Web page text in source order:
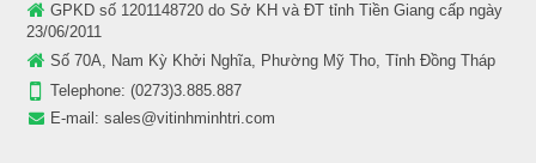
GPKD số 1201148720 do Sở KH và ĐT tỉnh Tiền Giang cấp ngày
23/06/2011
Số 70A, Nam Kỳ Khởi Nghĩa, Phường Mỹ Tho, Tỉnh Đồng Tháp
Telephone: (0273)3.885.887
E-mail: sales@vitinhminhtri.com